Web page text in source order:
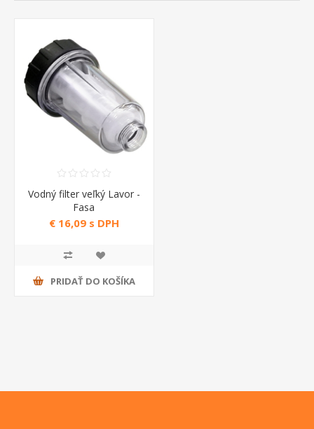
Vodný filter veľký Lavor -
Fasa
€ 16,09 s DPH
PRIDAŤ DO KOŠÍKA